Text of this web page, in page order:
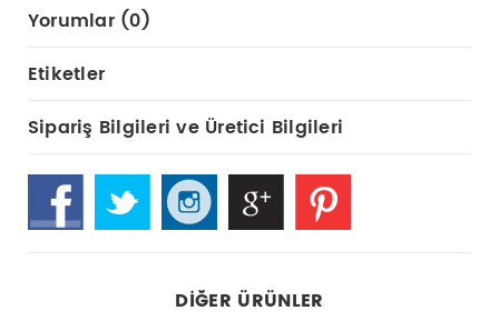
Yorumlar (0)
Etiketler
Sipariş Bilgileri ve Üretici Bilgileri
DIĞER ÜRÜNLER